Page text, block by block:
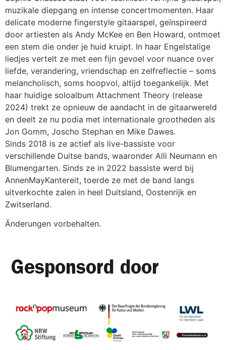
muzikale diepgang en intense concertmomenten. Haar
delicate moderne fingerstyle gitaarspel, geïnspireerd
door artiesten als Andy McKee en Ben Howard, ontmoet
een stem die onder je huid kruipt. In haar Engelstalige
liedjes vertelt ze met een fijn gevoel voor nuance over
liefde, verandering, vriendschap en zelfreflectie – soms
melancholisch, soms hoopvol, altijd toegankelijk. Met
haar huidige soloalbum Attachment Theory (release
2024) trekt ze opnieuw de aandacht in de gitaarwereld
en deelt ze nu podia met internationale grootheden als
Jon Gomm, Joscho Stephan en Mike Dawes.
Sinds 2018 is ze actief als live-bassiste voor
verschillende Duitse bands, waaronder Alli Neumann en
Blumengarten. Sinds ze in 2022 bassiste werd bij
AnnenMayKantereit, toerde ze met de band langs
uitverkochte zalen in heel Duitsland, Oostenrijk en
Zwitserland.
Änderungen vorbehalten.
Gesponsord door